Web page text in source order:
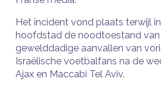
Het incident vond plaats terwijl
hoofdstad de noodtoestand
gewelddadige aanvallen van
Israëlische voetbalfans na de
Ajax en Maccabi Tel Aviv.